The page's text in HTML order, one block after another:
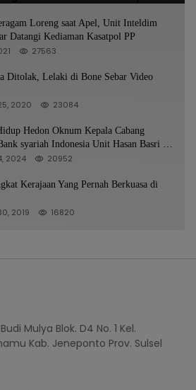
Loreng saat Apel, Unit Inteldim
Datangi Kediaman Kasatpol PP
27563
Ditolak, Lelaki di Bone Sebar Video
2020 23084
Hedon Oknum Kepala Cabang
syariah Indonesia Unit Hasan Basri di
Tipu Nasabah Prioritasnya Hingga
Bertemu Tanggal 11
2024 20952
Kerajaan Yang Pernah Berkuasa di
2019 16820
Mulya Blok. D4 No. 1 Kel.
Kab. Jeneponto Prov. Sulsel